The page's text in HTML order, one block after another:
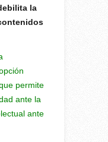
la
permite
ante la
ante